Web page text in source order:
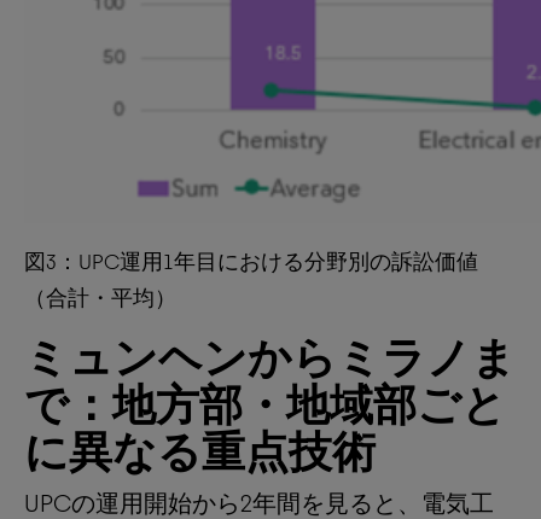
図3：UPC運用1年目における分野別の訴訟価値
（合計・平均）
ミュンヘンからミラノま
で：地方部・地域部ごと
に異なる重点技術
UPCの運用開始から2年間を見ると、電気工